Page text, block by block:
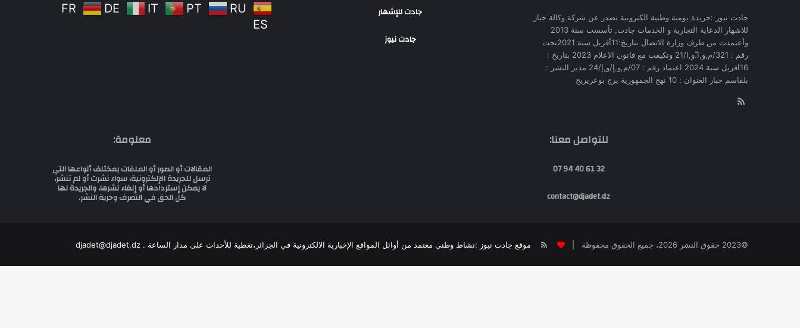
جادت نيوز :جريدة يومية وطنية الكترونية تصدر عن شركة وكالة جبار
للاشهار الدعاية التجارية و الخدمات جادت, تأسست سنة 2013
وأعتمدت من طرف وزارة الاتصال بتاريخ:11أفريل سنة 2021تحت
رقم : 321/م,و,ا,ّو,ا/21 وتكيفت مع قانون الاعلام 2023 بتاريخ :
16افريل سنة 2024 اعتماد رقم : 07/م,و,إ/و,إ/24 مدير النشر :
بلقاسم جبار العنوان : 10 نهج الجمهورية برج بوعريريج
جادت للإشهار
جادت نيوز
FR
DE IT PT
RU
ES
للتواصل معنا:
32 61 40 94 07
contact@djadet.dz
معلومة:
المقالات أو الصور أو الملفات بمختلف أنواعها التي
ترسل للجريدة الإلكترونية، سواء نشرت أو لم تنشر،
لا يمكن إستردادها أو إلغاء نشرها، والجريدة لها
كل الحق في التصرف وحرية النشر.
©2023 حقوق النشر 2026، جميع الحقوق محفوظة | موقع جادت نيوز :نشاط وطني معتمد من أوائل المواقع الإخبارية الالكترونية في الجزائر،تغطية للأحداث على مدار الساعة . djadet@djadet.dzRSS